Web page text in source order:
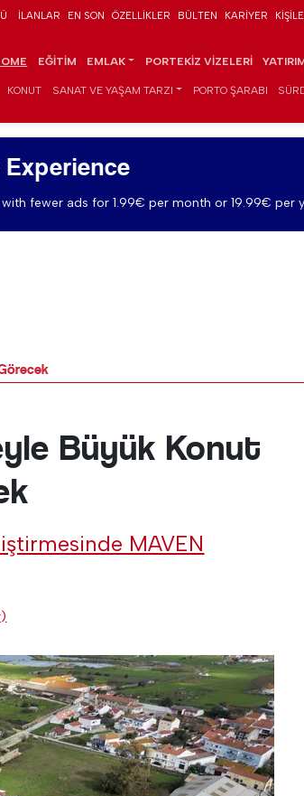
İLANLAR EN SON ÖZELLIKLER BÜLTEN KARIYER
EĞITIM EMLAK PORTEKIZ VIZELERI
KONUT SANAT VE YAŞAM TARZI PORTO ŞARABI
fewer ads for 1.99€ per month or 19.99€ per
Büyük Konut
MAVEN